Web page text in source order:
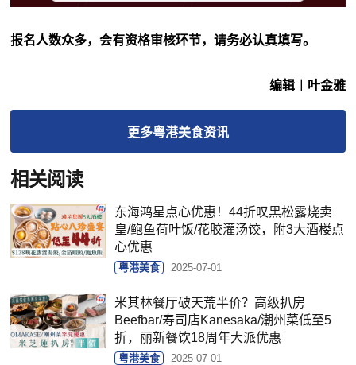
报名人数众多，会有资格审核环节，请务必认真填写。
编辑︱叶金雅
更多粤港美食资讯
相关阅读
东海鸿星点心优惠！44折叹黑松露烧卖
皇/鲍鱼荷叶饭/花胶灌汤饺，附3大酒楼点
心优惠
粤港美食 2025-07-01
米其林餐厅破天荒半价？高级扒房
Beefbar/寿司店Kanesaka/潮州菜低至5
折，丽新餐饮18周年大派优惠
粤港美食 2025-07-01